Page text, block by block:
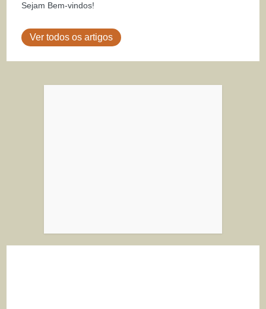
Sejam Bem-vindos!
Ver todos os artigos